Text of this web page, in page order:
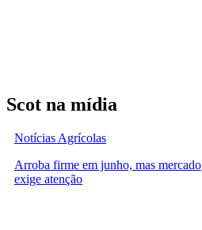
Scot na mídia
Notícias Agrícolas
Arroba firme em junho, mas mercado
exige atenção